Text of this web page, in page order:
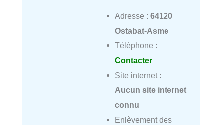
Adresse : 64120
Ostabat-Asme
Téléphone :
Contacter
Site internet :
Aucun site internet
connu
Enlèvement des